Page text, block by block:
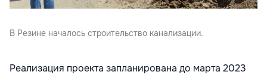
В Резине началось строительство канализации.
Реализация проекта запланирована до марта 2023